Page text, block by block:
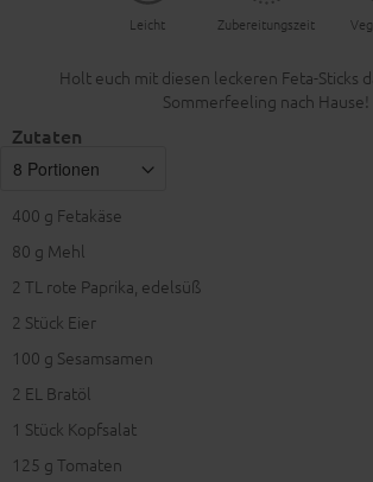
Leicht Zubereitungszeit
Holt euch mit diesen leckeren Feta-Sticks
Sommerfeeling nach Hause!
Zutaten
400 g Fetakäse
80 g Mehl
2 TL rote Paprika, edelsüß
2 Stück Eier
100 g Sesamsamen
2 EL Bratöl
1 Stück Kopfsalat
125 g Tomaten